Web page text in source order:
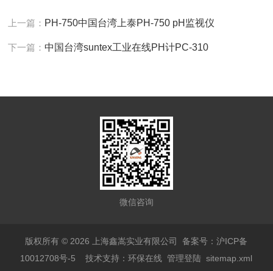
上一篇： PH-750中国台湾上泰PH-750 pH监视仪
下一篇： 中国台湾suntex工业在线PH计PC-310
微信咨询
版权所有 © 2026 上海鑫嵩实业有限公司备案号：沪ICP备
10012708号-5 技术支持：环保在线 管理登陆 sitemap.xml